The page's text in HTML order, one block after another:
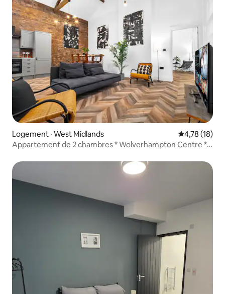
Logement · West Midlands Note
4,78 (18)
Appartement de 2 chambres * Wolverhampton Centre *